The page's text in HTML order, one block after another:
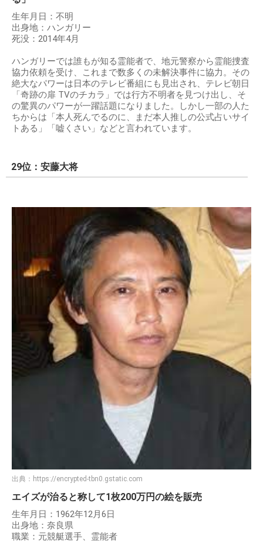
生年月日：不明
出身地：ハンガリー
死没：2014年4月
ハンガリーでは誰もが知る霊能者で、地元警察から霊能捜査
協力依頼を受け、これまで数多くの未解決事件に協力。その
絶大なパワーは日本のテレビ番組にも見出され、テレビ朝日
「奇跡の扉 TVのチカラ」では行方不明者を見つけ出し、そ
の驚異のパワーが一躍話題になりました。しかし一部の人た
ちからは「本人死んでるのに、まだ本人推しの公式占いサイ
トある」「嘘くさい」などと言われています。
29位：安藤大将
出典： https://encrypted-tbn0.gstatic.com
エイズが治ると称して1枚200万円の絵を販売
生年月日：1962年12月6日
出身地：奈良県
職業：元競艇選手、霊能者